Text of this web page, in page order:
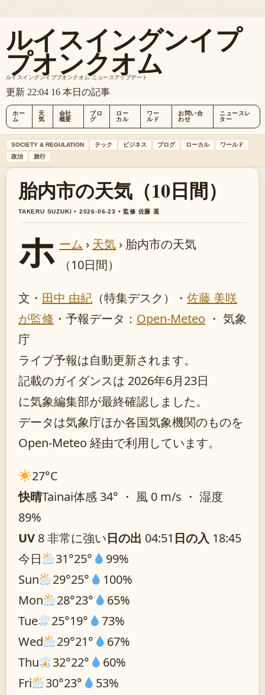
ルイスイングンイプ
プオンクオム
ルイスイングンイププオンクオム ニュースアップデート
更新 22:04 16 本日の記事
ホー
ム
天
気
会社
概要
ブロ
グ
ロー
カル
ワー
ルド
お問い合
わせ
ニュースレ
ター
SOCIETY & REGULATION テック ビジネス ブログ ローカル
ワールド
政治
旅行
胎内市の天気（10日間）
TAKERU SUZUKI • 2026-06-23 • 監修 佐藤 遥
ホ ーム › 天気 › 胎内市の天気
（10日間）
文・ 田中 由紀 （特集デスク） ・ 佐藤 美咲
が監修 ・ 予報データ： Open-Meteo ・ 気象
庁
ライブ予報は自動更新されます。
記載のガイダンスは 2026年6月23日
に気象編集部が最終確認しました。
データは気象庁ほか各国気象機関のものを
Open-Meteo 経由で利用しています。
27°C
快晴Tainai体感 34° ・ 風 0 m/s ・ 湿度
89%
UV 8 非常に強い日の出 04:51 日の入 18:45
今日
31°25°
99%
Sun
29°25°
100%
Mon
28°23°
65%
Tue
25°19°
73%
Wed
29°21°
67%
Thu
32°22°
60%
Fri
30°23°
53%